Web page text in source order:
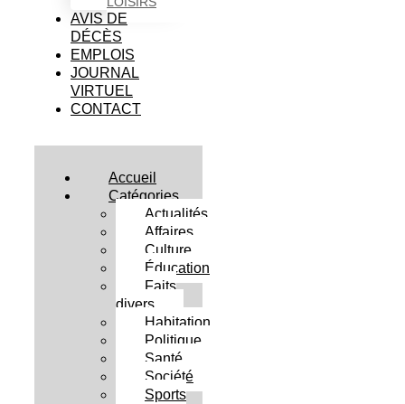
AVIS DE
DÉCÈS
EMPLOIS
JOURNAL
VIRTUEL
CONTACT
Accueil
Catégories
Actualités
Affaires
Culture
Éducation
Faits
divers
Habitation
Politique
Santé
Société
Sports